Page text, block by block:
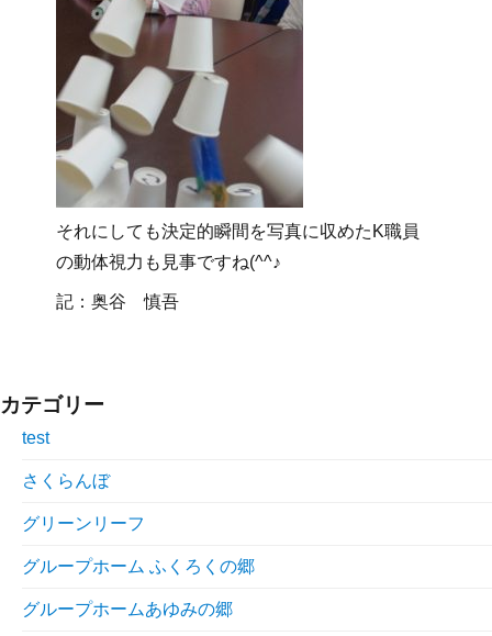
それにしても決定的瞬間を写真に収めたK職員
の動体視力も見事ですね(^^♪
記：奥谷 慎吾
カテゴリー
test
さくらんぼ
グリーンリーフ
グループホーム ふくろくの郷
グループホームあゆみの郷